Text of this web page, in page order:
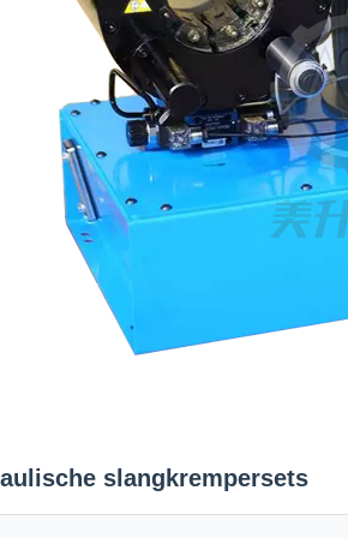
slangkrempersets